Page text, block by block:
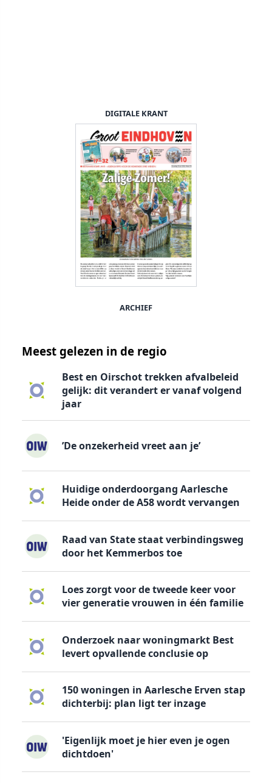
DIGITALE KRANT
ARCHIEF
Meest gelezen in de regio
Best en Oirschot trekken afvalbeleid
gelijk: dit verandert er vanaf volgend
jaar
’De onzekerheid vreet aan je’
Huidige onderdoorgang Aarlesche
Heide onder de A58 wordt vervangen
Raad van State staat verbindingsweg
door het Kemmerbos toe
Loes zorgt voor de tweede keer voor
vier generatie vrouwen in één familie
Onderzoek naar woningmarkt Best
levert opvallende conclusie op
150 woningen in Aarlesche Erven stap
dichterbij: plan ligt ter inzage
'Eigenlijk moet je hier even je ogen
dichtdoen'